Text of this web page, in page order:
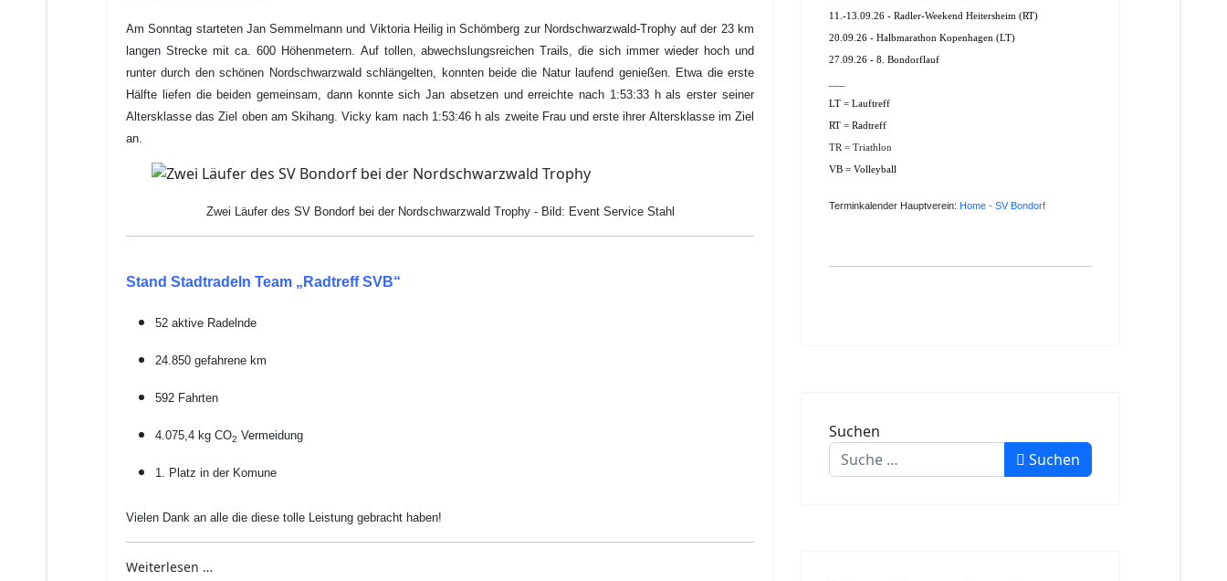
Am Sonntag starteten Jan Semmelmann und Viktoria Heilig in Schömberg zur Nordschwarzwald-Trophy auf der 23 km
langen Strecke mit ca. 600 Höhenmetern. Auf tollen, abwechslungsreichen Trails, die sich immer wieder hoch und
runter durch den schönen Nordschwarzwald schlängelten, konnten beide die Natur laufend genießen. Etwa die erste
Hälfte liefen die beiden gemeinsam, dann konnte sich Jan absetzen und erreichte nach 1:53:33 h als erster seiner
Altersklasse das Ziel oben am Skihang.Vicky kam nach 1:53:46 h als zweite Frau und erste ihrer Altersklasse im Ziel
an.
Zwei Läufer des SV Bondorf bei der Nordschwarzwald Trophy - Bild: Event Service Stahl
Stand Stadtradeln Team „Radtreff SVB“
52 aktive Radelnde
24.850 gefahrene km
592 Fahrten
4.075,4 kg CO2 Vermeidung
1. Platz in der Komune
Vielen Dank an alle die diese tolle Leistung gebracht haben!
Weiterlesen …
11.-13.09.26 - Radler-Weekend Heitersheim (RT)
20.09.26 - Halbmarathon Kopenhagen (LT)
27.09.26 - 8. Bondorflauf
LT = Lauftreff
RT = Radtreff
TR = Triathlon
VB = Volleyball
Terminkalender Hauptverein: Home - SV Bondorf
Suchen
Suchen